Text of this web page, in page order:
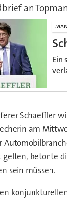
an
Ein
Schaeffler
am
betonte
sein müssen.